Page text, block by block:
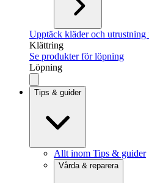
Upptäck kläder och
Klättring
Se produkter för löpning
Löpning
Tips & guider
Allt inom Tips & guider
Vårda & reparera